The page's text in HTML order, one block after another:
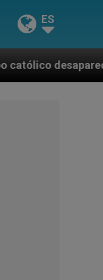
ES
por la